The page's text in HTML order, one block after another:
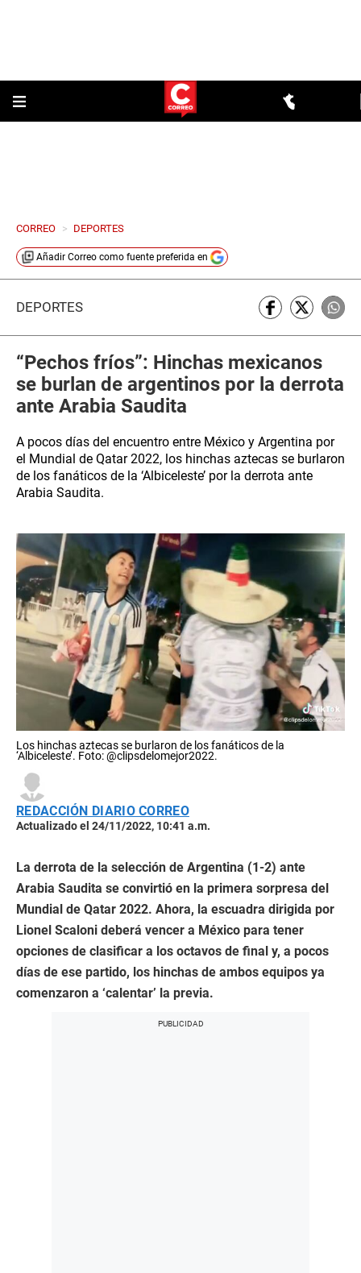
CORREO > DEPORTES
Añadir Correo como fuente preferida en
DEPORTES
“Pechos fríos”: Hinchas mexicanos
se burlan de argentinos por la derrota
ante Arabia Saudita
A pocos días del encuentro entre México y Argentina por
el Mundial de Qatar 2022, los hinchas aztecas se burlaron
de los fanáticos de la ‘Albiceleste’ por la derrota ante
Arabia Saudita.
Los hinchas aztecas se burlaron de los fanáticos de la
‘Albiceleste’. Foto: @clipsdelomejor2022.
REDACCIÓN DIARIO CORREO
Actualizado el 24/11/2022, 10:41 a.m.
La derrota de la selección de Argentina (1-2) ante
Arabia Saudita se convirtió en la primera sorpresa del
Mundial de Qatar 2022. Ahora, la escuadra dirigida por
Lionel Scaloni deberá vencer a México para tener
opciones de clasificar a los octavos de final y, a pocos
días de ese partido, los hinchas de ambos equipos ya
comenzaron a ‘calentar’ la previa.